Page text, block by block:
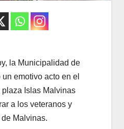
la Municipalidad de
emotivo acto en el
Islas Malvinas
a los veteranos y
Malvinas.